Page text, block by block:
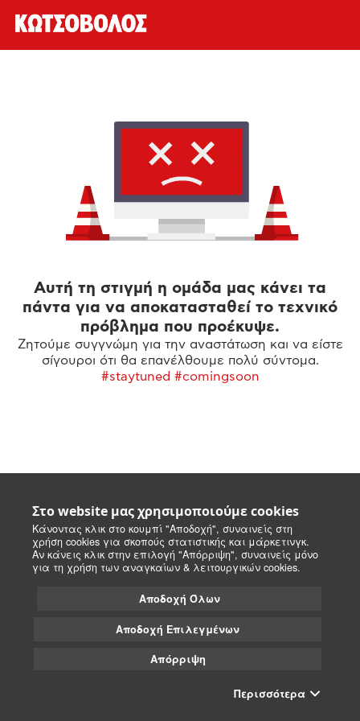
Στο website μας χρησιμοποιούμε cookies
Κάνοντας κλικ στο κουμπί "Αποδοχή", συναινείς στη
χρήση cookies για σκοπούς στατιστικής και μάρκετινγκ.
Αν κάνεις κλικ στην επιλογή "Απόρριψη", συναινείς μόνο
για τη χρήση των αναγκαίων & λειτουργικών cookies.
Αποδοχή Όλων
Αποδοχή Επιλεγμένων
Απόρριψη
Περισσότερα
Αυτή τη στιγμή η ομάδα μας κάνει τα
πάντα για να αποκατασταθεί το τεχνικό
πρόβλημα που προέκυψε.
Ζητούμε συγγνώμη για την αναστάτωση και να είστε
σίγουροι ότι θα επανέλθουμε πολύ σύντομα.
#staytuned #comingsoon